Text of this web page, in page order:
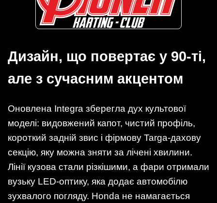
Дизайн, що повертає у 90-ті,
але з сучасним акцентом
Оновлена Integra зберегла дух культової
моделі: видовжений капот, чистий профіль,
короткий задній звис і фірмову Targa-дахову
секцію, яку можна зняти за лічені хвилини.
Лінії кузова стали різкішими, а фари отримали
вузьку LED-оптику, яка додає автомобілю
зухвалого погляду. Honda не намагається